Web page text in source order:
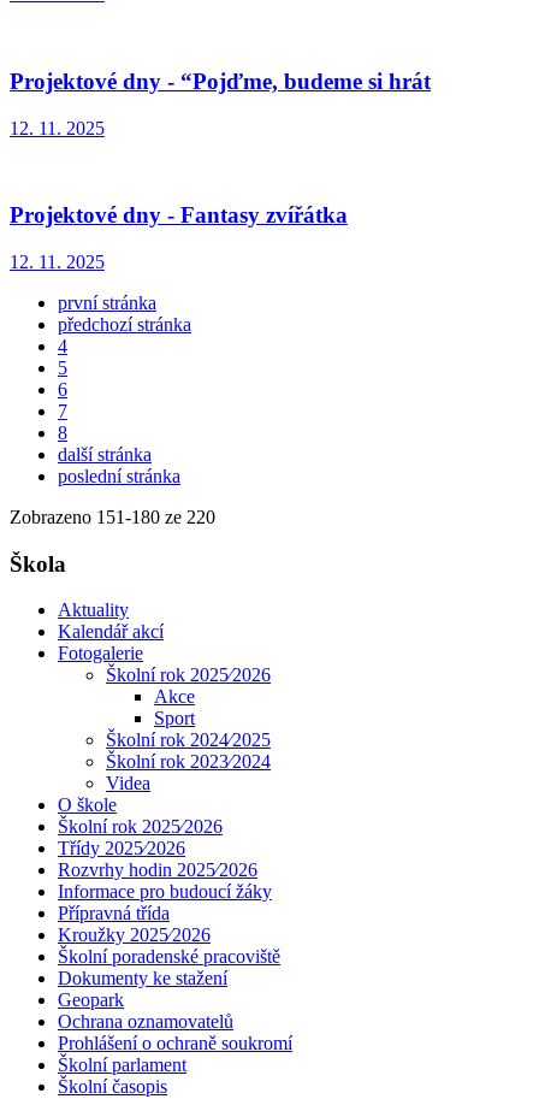
Projektové dny - “Pojďme, budeme si hrát
12. 11. 2025
Projektové dny - Fantasy zvířátka
12. 11. 2025
první stránka
předchozí stránka
4
5
6
7
8
další stránka
poslední stránka
Zobrazeno 151-180 ze 220
Škola
Aktuality
Kalendář akcí
Fotogalerie
Školní rok 2025⁄2026
Akce
Sport
Školní rok 2024⁄2025
Školní rok 2023⁄2024
Videa
O škole
Školní rok 2025⁄2026
Třídy 2025⁄2026
Rozvrhy hodin 2025⁄2026
Informace pro budoucí žáky
Přípravná třída
Kroužky 2025⁄2026
Školní poradenské pracoviště
Dokumenty ke stažení
Geopark
Ochrana oznamovatelů
Prohlášení o ochraně soukromí
Školní parlament
Školní časopis